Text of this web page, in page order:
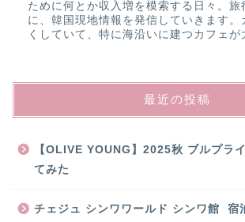
ために何とか収入増を模索する日々。旅
に、韓国現地情報を発信していきます。
くしていて、特に海沿いに建つカフェが
最近の投稿
【OLIVE YOUNG】2025秋 ブルプラ
てみた
チェジュ シンワワールド シンワ館 宿